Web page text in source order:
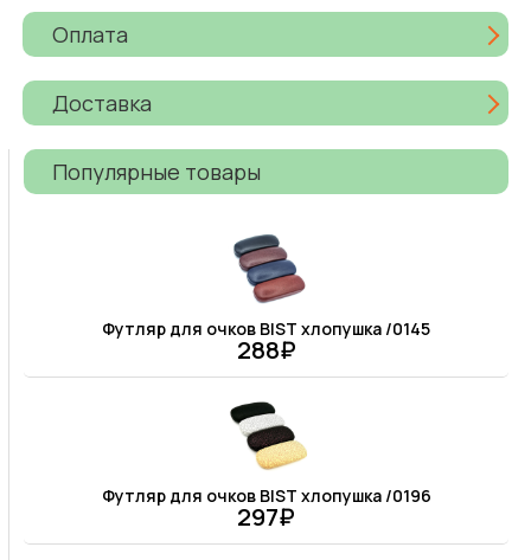
Оплата
Доставка
Популярные товары
Футляр для очков BIST хлопушка /0145
288₽
Футляр для очков BIST хлопушка /0196
297₽